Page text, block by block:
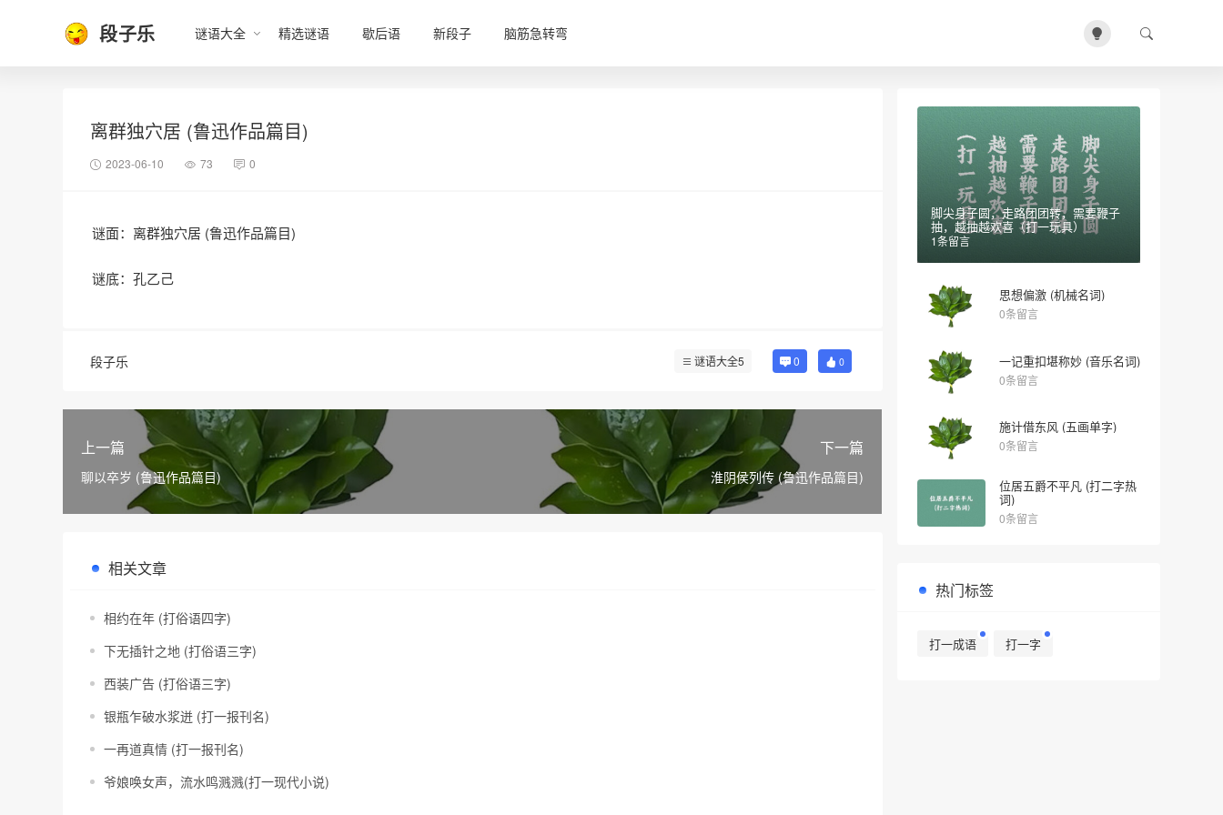
段子乐 谜语大全 精选谜语 歇后语 新段子 脑筋急转弯
离群独穴居 (鲁迅作品篇目)
2023-06-10 73 0
谜面：离群独穴居 (鲁迅作品篇目)
谜底：孔乙己
段子乐 谜语大全5 0 0
上一篇
聊以卒岁 (鲁迅作品篇目)
下一篇
淮阴侯列传 (鲁迅作品篇目)
相关文章
相约在年 (打俗语四字)
下无插针之地 (打俗语三字)
西装广告 (打俗语三字)
银瓶乍破水浆迸 (打一报刊名)
一再道真情 (打一报刊名)
爷娘唤女声，流水鸣溅溅(打一现代小说)
脚尖身子圆，走路团团转，需要鞭子
抽，越抽越欢喜（打一玩具）
1条留言
思想偏激 (机械名词)
0条留言
一记重扣堪称妙 (音乐名词)
0条留言
施计借东风 (五画单字)
0条留言
位居五爵不平凡 (打二字热
词)
0条留言
热门标签
打一成语 打一字